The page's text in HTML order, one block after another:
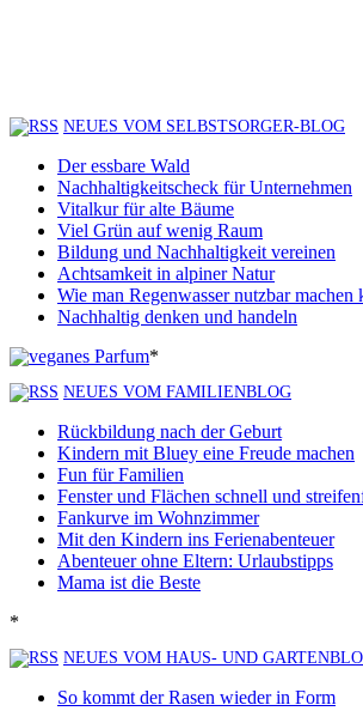
NEUES VOM SELBSTSORGER-BLOG
Der essbare Wald
Nachhaltigkeitscheck für Unternehmen
Vitalkur für alte Bäume
Viel Grün auf wenig Raum
Bildung und Nachhaltigkeit vereinen
Achtsamkeit in alpiner Natur
Wie man Regenwasser nutzbar machen
Nachhaltig denken und handeln
*
NEUES VOM FAMILIENBLOG
Rückbildung nach der Geburt
Kindern mit Bluey eine Freude machen
Fun für Familien
Fenster und Flächen schnell und
Fankurve im Wohnzimmer
Mit den Kindern ins Ferienabenteuer
Abenteuer ohne Eltern: Urlaubstipps
Mama ist die Beste
*
NEUES VOM HAUS- UND
So kommt der Rasen wieder in Form